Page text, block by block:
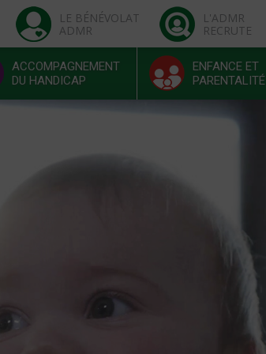
LE BÉNÉVOLAT
ADMR
L'ADMR
RECRUTE
ACCOMPAGNEMENT
DU HANDICAP
ENFANCE ET
PARENTALITÉ